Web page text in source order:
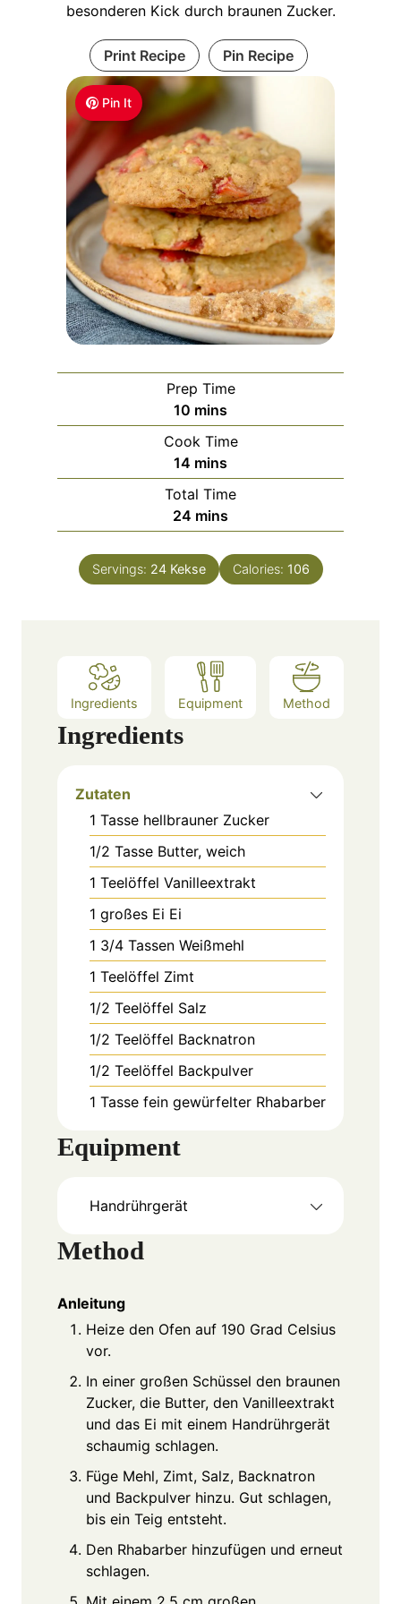
Pin It
besonderen Kick durch braunen Zucker.
Print Recipe Pin Recipe
Prep Time
10 m
i
n
u
t
e
s
mins
Cook Time
14 m
i
n
u
e
s
mins
Total Time
24 m
i
n
u
mins
Servings: 24 Kekse Calories: 106
Ingredients Equipment Method
Ingredients
Zutaten
1 Tasse hellbrauner Zucker
1/2 Tasse Butter, weich
1 Teelöffel Vanilleextrakt
1 großes Ei Ei
1 3/4 Tassen Weißmehl
1 Teelöffel Zimt
1/2 Teelöffel Salz
1/2 Teelöffel Backnatron
1/2 Teelöffel Backpulver
1 Tasse fein gewürfelter Rhabarber
Equipment
Handrührgerät
Method
Anleitung
Heize den Ofen auf 190 Grad Celsius
vor.
In einer großen Schüssel den braunen
Zucker, die Butter, den Vanilleextrakt
und das Ei mit einem Handrührgerät
schaumig schlagen.
Füge Mehl, Zimt, Salz, Backnatron
und Backpulver hinzu. Gut schlagen,
bis ein Teig entsteht.
Den Rhabarber hinzufügen und erneut
schlagen.